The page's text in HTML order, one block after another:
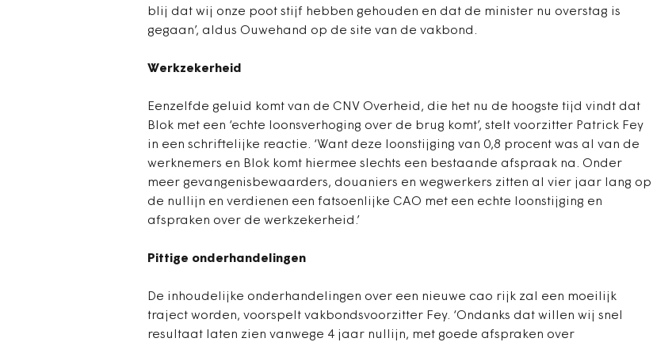
blij dat wij onze poot stijf hebben gehouden en dat de minister nu overstag is
gegaan’, aldus Ouwehand op de site van de vakbond.
Werkzekerheid
Eenzelfde geluid komt van de CNV Overheid, die het nu de hoogste tijd vindt dat
Blok met een ‘echte loonsverhoging over de brug komt’, stelt voorzitter Patrick Fey
in een schriftelijke reactie. ‘Want deze loonstijging van 0,8 procent was al van de
werknemers en Blok komt hiermee slechts een bestaande afspraak na. Onder
meer gevangenisbewaarders, douaniers en wegwerkers zitten al vier jaar lang op
de nullijn en verdienen een fatsoenlijke CAO met een echte loonstijging en
afspraken over de werkzekerheid.’
Pittige onderhandelingen
De inhoudelijke onderhandelingen over een nieuwe cao rijk zal een moeilijk
traject worden, voorspelt vakbondsvoorzitter Fey. ‘Ondanks dat willen wij snel
resultaat laten zien vanwege 4 jaar nullijn, met goede afspraken over